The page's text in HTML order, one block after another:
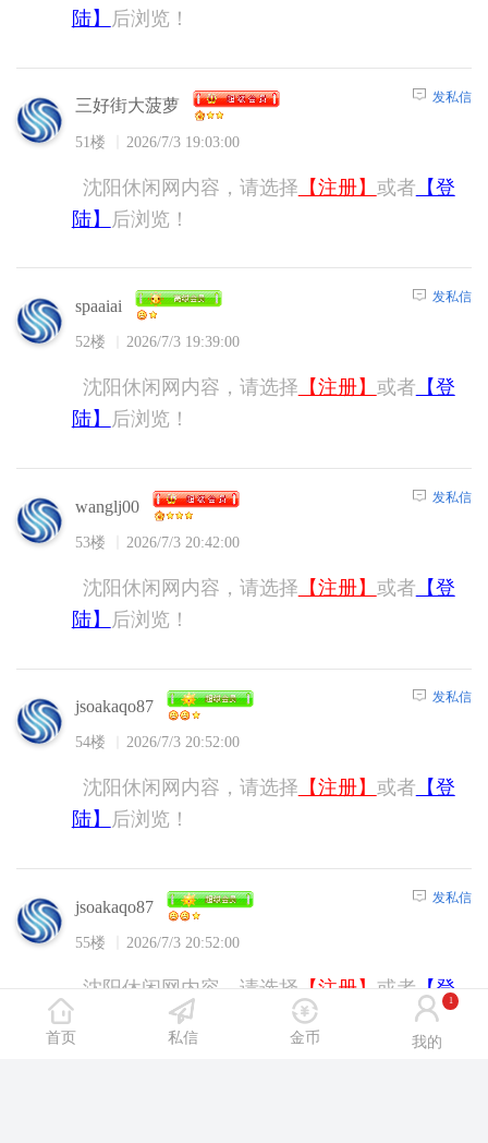
陆】
后浏览！
三好街大菠萝
51楼 2026/7/3 19:03:00
发私信
沈阳休闲网内容，请选择 【注册】 或者 【登
陆】
后浏览！
spaaiai
52楼 2026/7/3 19:39:00
发私信
沈阳休闲网内容，请选择 【注册】 或者 【登
陆】
后浏览！
wanglj00
53楼 2026/7/3 20:42:00
发私信
沈阳休闲网内容，请选择 【注册】 或者 【登
陆】
后浏览！
jsoakaqo87
54楼 2026/7/3 20:52:00
发私信
沈阳休闲网内容，请选择 【注册】 或者 【登
陆】
后浏览！
jsoakaqo87
55楼 2026/7/3 20:52:00
发私信
沈阳休闲网内容，请选择 【注册】 或者 【登
后浏览！
首页 私信 金币 我的
1